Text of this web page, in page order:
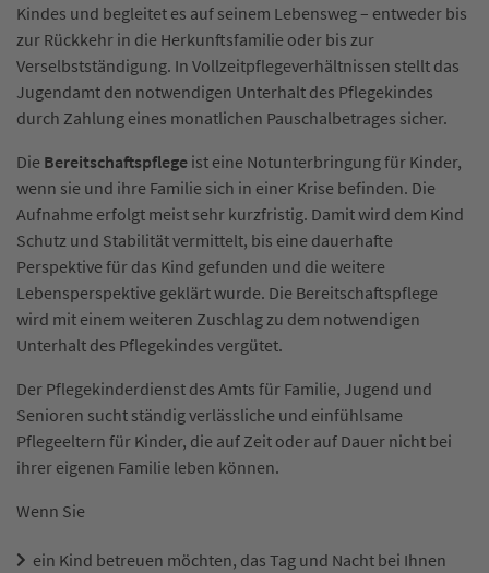
Kindes und begleitet es auf seinem Lebensweg – entweder bis
zur Rückkehr in die Herkunftsfamilie oder bis zur
Verselbstständigung. In Vollzeitpflegeverhältnissen stellt das
Jugendamt den notwendigen Unterhalt des Pflegekindes
durch Zahlung eines monatlichen Pauschalbetrages sicher.
Die Bereitschaftspflege ist eine Notunterbringung für Kinder,
wenn sie und ihre Familie sich in einer Krise befinden. Die
Aufnahme erfolgt meist sehr kurzfristig. Damit wird dem Kind
Schutz und Stabilität vermittelt, bis eine dauerhafte
Perspektive für das Kind gefunden und die weitere
Lebensperspektive geklärt wurde. Die Bereitschaftspflege
wird mit einem weiteren Zuschlag zu dem notwendigen
Unterhalt des Pflegekindes vergütet.
Der Pflegekinderdienst des Amts für Familie, Jugend und
Senioren sucht ständig verlässliche und einfühlsame
Pflegeeltern für Kinder, die auf Zeit oder auf Dauer nicht bei
ihrer eigenen Familie leben können.
Wenn Sie
ein Kind betreuen möchten, das Tag und Nacht bei Ihnen